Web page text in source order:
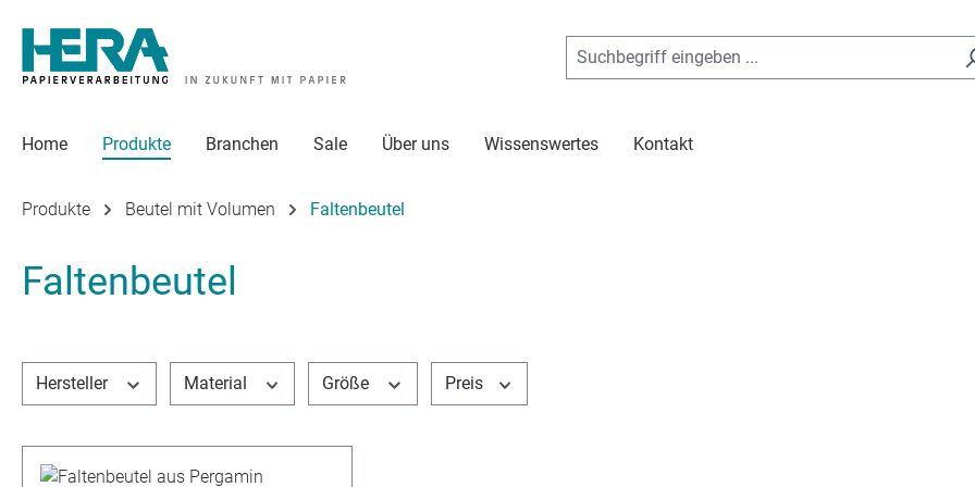
Hauptinhalt springen
Zur Suche springen
Zur Hauptnavigation springen
Home Produkte Branchen Sale Über uns Wissenswertes Kontakt
Produkte Beutel mit Volumen Faltenbeutel
Faltenbeutel
Hersteller Material Größe Preis